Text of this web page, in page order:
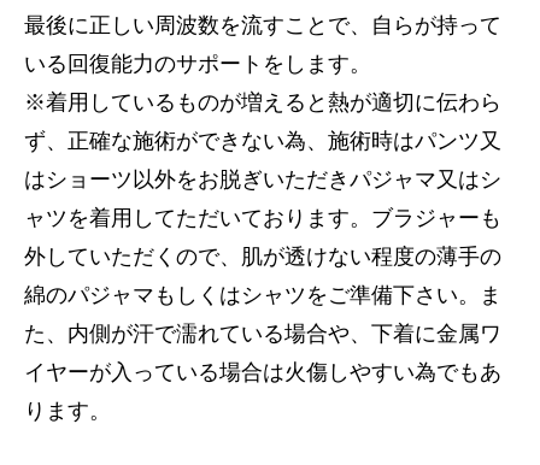
最後に正しい周波数を流すことで、自らが持って
いる回復能力のサポートをします。
※着用しているものが増えると熱が適切に伝わら
ず、正確な施術ができない為、施術時はパンツ又
はショーツ以外をお脱ぎいただきパジャマ又はシ
ャツを着用してただいております。ブラジャーも
外していただくので、肌が透けない程度の薄手の
綿のパジャマもしくはシャツをご準備下さい。ま
た、内側が汗で濡れている場合や、下着に金属ワ
イヤーが入っている場合は火傷しやすい為でもあ
ります。